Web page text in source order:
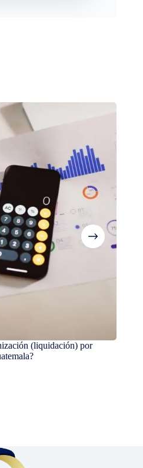
(liquidación) por